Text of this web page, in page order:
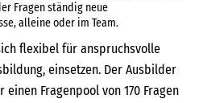
Fragen ständig neue
alleine oder im Team.
flexibel für anspruchsvolle
einsetzen. Der Ausbilder
Fragenpool von 170 Fragen